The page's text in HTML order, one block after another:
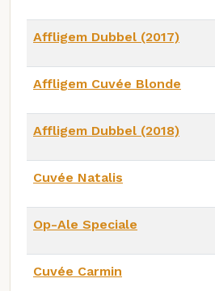
Affligem Dubbel (2017)
Affligem Cuvée Blonde
Affligem Dubbel (2018)
Cuvée Natalis
Op-Ale Speciale
Cuvée Carmin